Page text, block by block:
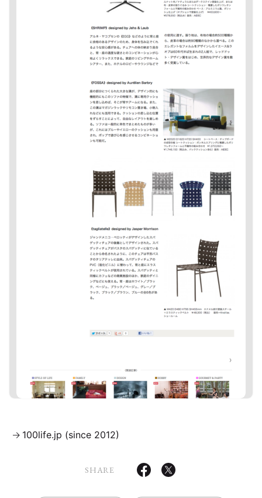
The Piichi Design Office Tokyo Japan
Artist Website Campaign Website Content Platform
Corporate Website Ecommerce Website
Multilingual Website
PHILOSOPHY PUBLICITY CLIENTS ABOUT CONTACT
Design Direction
Programming Wordpress
100life.jp (since 2012)
SHARE